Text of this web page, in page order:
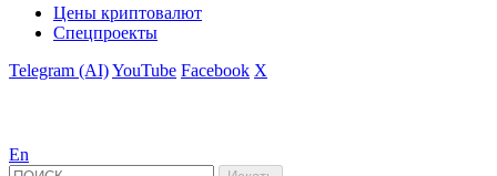
Цены криптовалют
Спецпроекты
Telegram (AI)YouTube Facebook X
En